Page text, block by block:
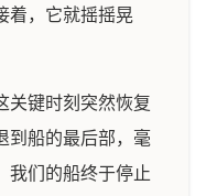
着，它就摇摇晃
关键时刻突然恢复
到船的最后部，毫
我们的船终于停止